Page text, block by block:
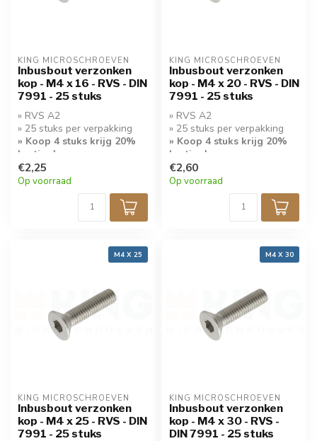
KING MICROSCHROEVEN
Inbusbout verzonken
kop - M4 x 16 - RVS - DIN
7991 - 25 stuks
» RVS A2
» 25 stuks per verpakking
» Koop 4 stuks krijg 20%
korting!
€2,25
Op voorraad
KING MICROSCHROEVEN
Inbusbout verzonken
kop - M4 x 20 - RVS - DIN
7991 - 25 stuks
» RVS A2
» 25 stuks per verpakking
» Koop 4 stuks krijg 20%
korting!
€2,60
Op voorraad
M4 X 25
KING MICROSCHROEVEN
Inbusbout verzonken
kop - M4 x 25 - RVS - DIN
7991 - 25 stuks
M4 X 30
KING MICROSCHROEVEN
Inbusbout verzonken
kop - M4 x 30 - RVS -
DIN 7991 - 25 stuks